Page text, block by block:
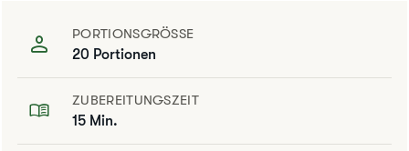
PORTIONSGRÖSSE
20 Portionen
ZUBEREITUNGSZEIT
15 Min.